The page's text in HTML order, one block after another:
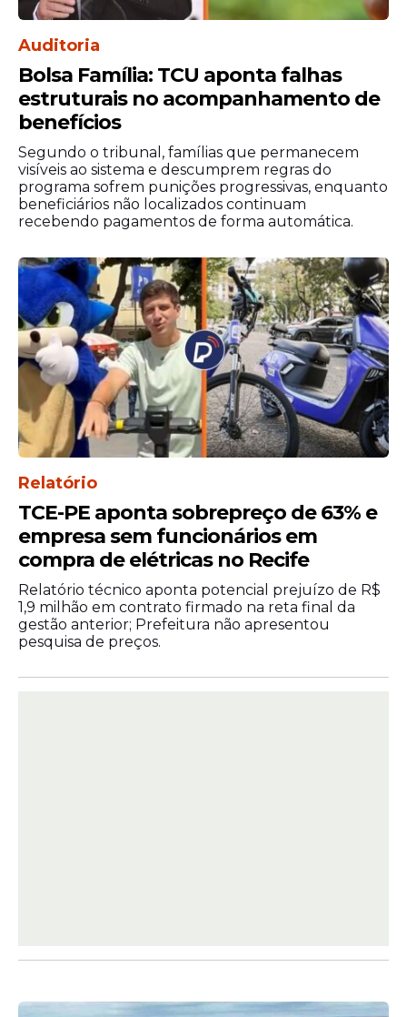
Auditoria
Bolsa Família: TCU aponta falhas
estruturais no acompanhamento de
benefícios
Segundo o tribunal, famílias que permanecem
visíveis ao sistema e descumprem regras do
programa sofrem punições progressivas, enquanto
beneficiários não localizados continuam
recebendo pagamentos de forma automática.
Relatório
TCE-PE aponta sobrepreço de 63% e
empresa sem funcionários em
compra de elétricas no Recife
Relatório técnico aponta potencial prejuízo de R$
1,9 milhão em contrato firmado na reta final da
gestão anterior; Prefeitura não apresentou
pesquisa de preços.